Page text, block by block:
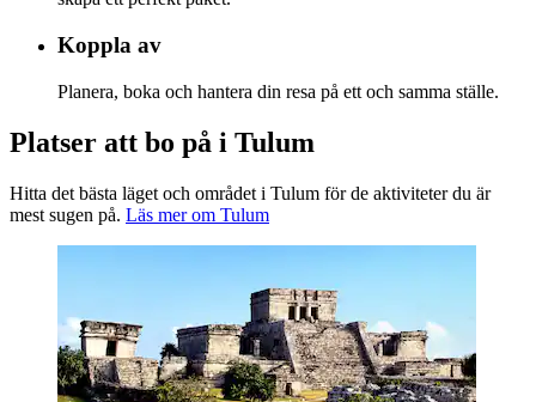
Koppla av
Planera, boka och hantera din resa på ett och samma ställe.
Platser att bo på i Tulum
Hitta det bästa läget och området i Tulum för de aktiviteter du är
mest sugen på. Läs mer om Tulum